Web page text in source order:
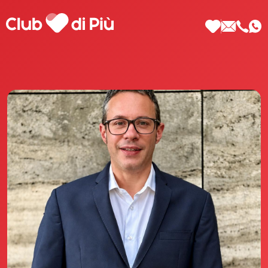
Scopri Club di Più
Le testimonianze Club di Più
La fondatrice Valeria Pilla
Annunci Donne
Agenzia matrimoniale Club di Più
Love Notebook